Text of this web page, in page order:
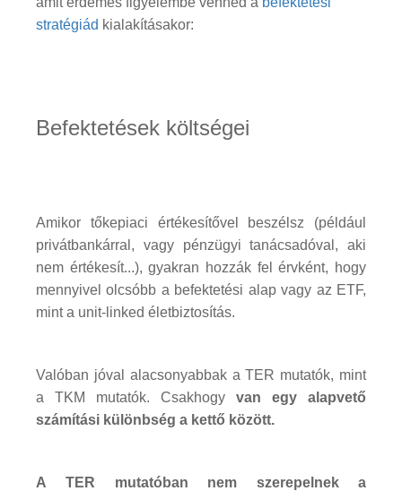
stratégiád kialakításakor:
Befektetések költségei
Amikor tőkepiaci értékesítővel beszélsz (például
privátbankárral, vagy pénzügyi tanácsadóval, aki
nem értékesít...), gyakran hozzák fel érvként, hogy
mennyivel olcsóbb a befektetési alap vagy az ETF,
mint a unit-linked életbiztosítás.
Valóban jóval alacsonyabbak a TER mutatók, mint
a TKM mutatók. Csakhogy van egy alapvető
számítási különbség a kettő között.
A TER mutatóban nem szerepelnek a